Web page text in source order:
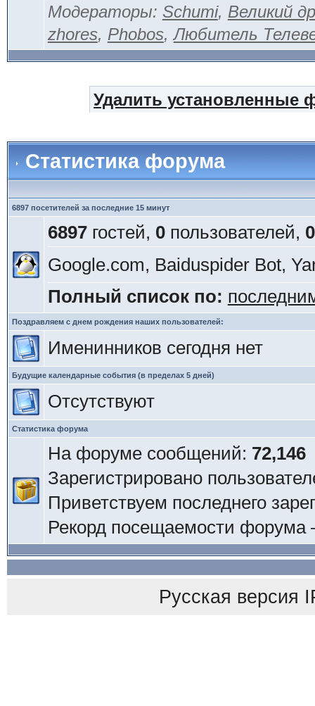
Модераторы: Schumi, Великий
zhores, Phobos,Любитель
Удалить установленные
Статистика форума
6897 посетителей за последние 15 минут
6897гостей, 0пользователей, 0
Google.com, Baiduspider Bot,
Полный список по:
Поздравляем с днем рождения наших пользователей:
Именинников сегодня нет
Будущие календарные события (в пределах 5 дней)
Отсутствуют
Статистика форума
На форуме сообщений: 72,146
Зарегистрировано
Приветствуем последнего
Рекорд посещаемости
Русская версия